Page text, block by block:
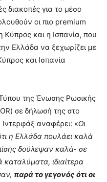
διακοπές για το μέσο
οι πιο premium
και η Ισπανία, που
Ελλάδα να ξεχωρίζει με
και Ισπανία
της Ένωσης Ρωσικής
σε δήλωσή της στο
αναφέρει: «Οι
η Ελλάδα πουλάει καλά
δούλεψαν καλά- σε
καταλύματα, ιδιαίτερα
παρά το γεγονός ότι οι